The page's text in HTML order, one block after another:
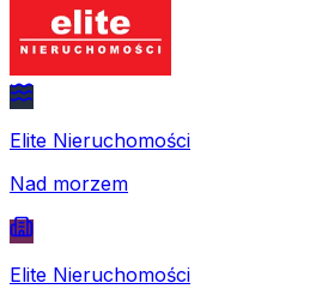
Elite Nieruchomości
Nad morzem
Elite Nieruchomości